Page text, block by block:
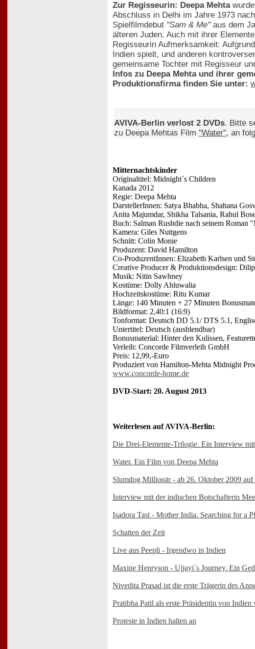
Zur Regisseurin: Deepa Mehtawurde
Abschluss in Delhi im Jahre 1973
Spielfilmdebut "Sam & Me"aus dem
älteren Juden. Auch mit ihrer
Regisseurin Aufmerksamkeit:
Indien spielt, und anderen
gemeinsame Tochter mit Regisseur
Infos zu Deepa Mehta und ihrer
Produktionsfirma finden Sie unter:
AVIVA-Berlin verlost 2 DVDs. Bitte
zu Deepa Mehtas Film "Water", an
Mitternachtskinder
Originaltitel: Midnight´s Children
Kanada 2012
Regie: Deepa Mehta
DarstellerInnen: Satya Bhabha, Shahana
Anita Majumdar, Shikha Talsania, Rahul
Buch: Salman Rushdie nach seinem Roman
Kamera: Giles Nuttgens
Schnitt: Colin Monie
Produzent: David Hamilton
Co-ProduzentInnen: Elizabeth Karlsen und
Creative Producer & Produktionsdesign:
Musik: Nitin Sawhney
Kostüme: Dolly Ahluwalia
Hochzeitskostüme: Ritu Kumar
Länge: 140 Minuten + 27 Minuten
Bildformat: 2,40:1 (16:9)
Tonformat: Deutsch DD 5.1/ DTS 5.1,
Untertitel: Deutsch (ausblendbar)
Bonusmaterial: Hinter den Kulissen,
Verleih: Concorde Filmverleih GmbH
Preis: 12,99,-Euro
Produziert von Hamilton-Mehta Midnight
www.concorde-home.de
DVD-Start: 20. August 2013
Weiterlesen auf AVIVA-Berlin:
Die Drei-Elemente-Trilogie. Ein Interview
Water. Ein Film von Deepa Mehta
Slumdog Millionär - ab 26. Oktober 2009
Interview mit der indischen Botschafterin
Isadora Tast - Mother India. Searching for a
Schatten der Zeit
Live aus Peepli - Irgendwo in Indien
Maxine Henryson - Ujjayi´s Journey. Ein
Nivedita Prasad ist die erste Trägerin des
Pratibha Patil als erste Präsidentin von
Proteste in Indien halten an